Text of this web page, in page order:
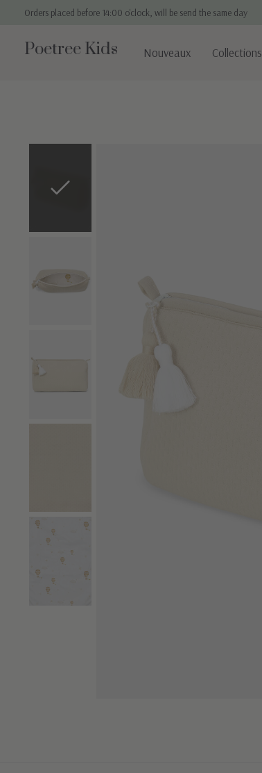
Orders placed before 14:00 o'clock, will be send the same day
Poetree Kids Nouveaux Collections